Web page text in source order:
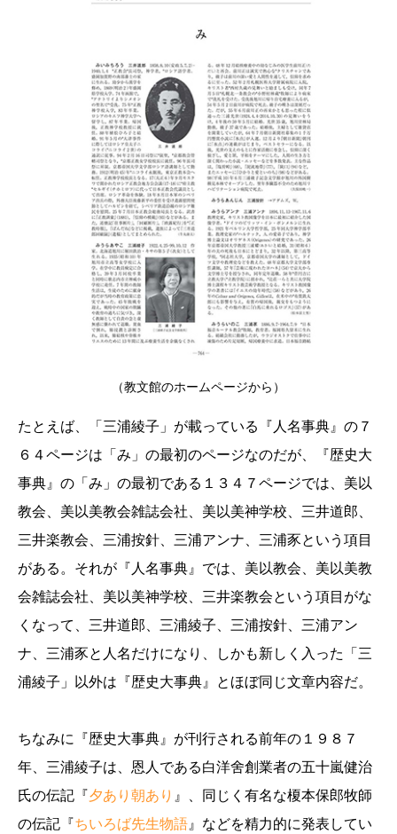
（教文館のホームページから）
たとえば、「三浦綾子」が載っている『人名事典』の７
６４ページは「み」の最初のページなのだが、『歴史大
事典』の「み」の最初である１３４７ページでは、美以
教会、美以美教会雑誌会社、美以美神学校、三井道郎、
三井楽教会、三浦按針、三浦アンナ、三浦豕という項目
がある。それが『人名事典』では、美以教会、美以美教
会雑誌会社、美以美神学校、三井楽教会という項目がな
くなって、三井道郎、三浦綾子、三浦按針、三浦アン
ナ、三浦豕と人名だけになり、しかも新しく入った「三
浦綾子」以外は『歴史大事典』とほぼ同じ文章内容だ。
ちなみに『歴史大事典』が刊行される前年の１９８７
年、三浦綾子は、恩人である白洋舍創業者の五十嵐健治
氏の伝記『夕あり朝あり 』、同じく有名な榎本保郎牧師
の伝記『ちいろば先生物語 』などを精力的に発表してい